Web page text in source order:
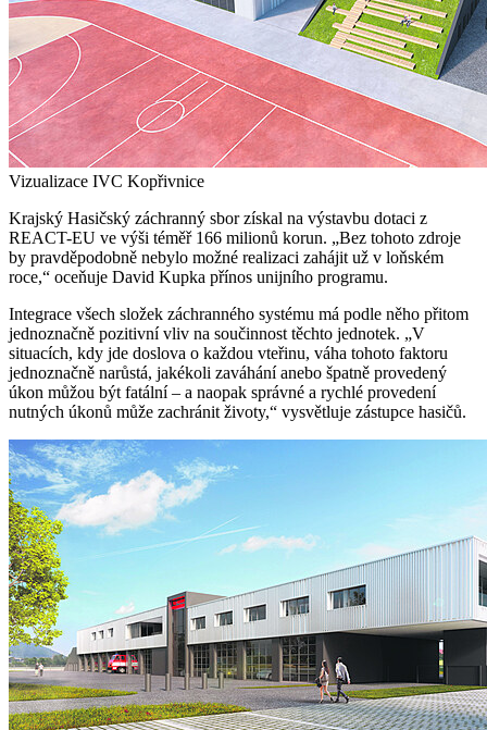
Vizualizace IVC Kopřivnice
Krajský Hasičský záchranný sbor získal na výstavbu dotaci z
REACT-EU ve výši téměř 166 milionů korun. „Bez tohoto zdroje
by pravděpodobně nebylo možné realizaci zahájit už v loňském
roce,“ oceňuje David Kupka přínos unijního programu.
Integrace všech složek záchranného systému má podle něho přitom
jednoznačně pozitivní vliv na součinnost těchto jednotek. „V
situacích, kdy jde doslova o každou vteřinu, váha tohoto faktoru
jednoznačně narůstá, jakékoli zaváhání anebo špatně provedený
úkon můžou být fatální ‒ a naopak správné a rychlé provedení
nutných úkonů může zachránit životy,“ vysvětluje zástupce hasičů.